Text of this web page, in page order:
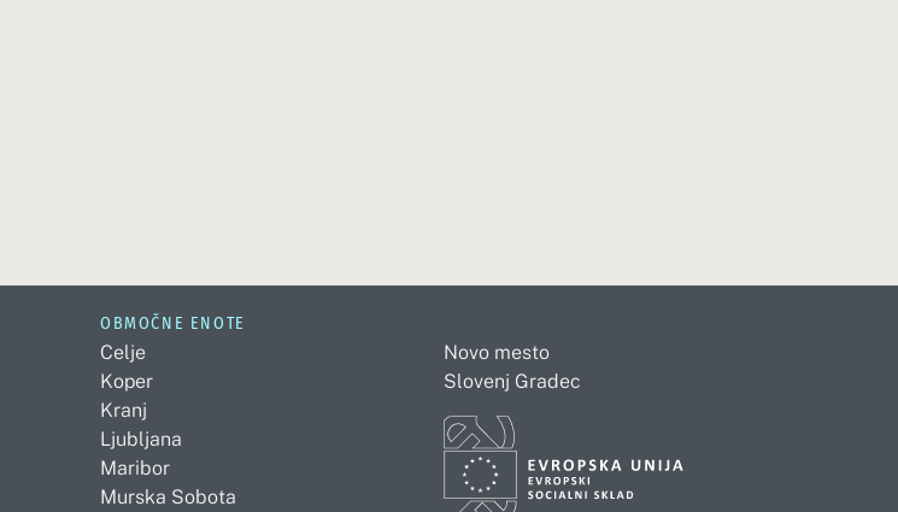
OBMOČNE ENOTE
Celje
Koper
Kranj
Ljubljana
Maribor
Murska Sobota
Novo mesto
Slovenj Gradec